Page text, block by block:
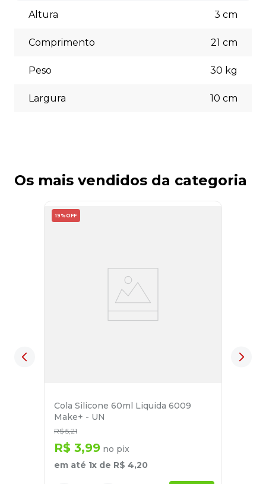
(5% off) cartões de crédito, boleto bancário. Você pode
escolher a opção que melhor se adapte às suas
Altura 3 cm
Comprimento 21 cm
Peso 30 kg
Largura 10 cm
Os mais vendidos da categoria
19% OFF
Cola Silicone 60ml Liquida 6009
Make+ - UN
R$ 5,21
R$ 3,99 no pix
em até 1x de R$ 4,20